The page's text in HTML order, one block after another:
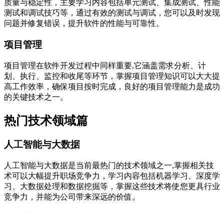
质量与稳定性，主要学习内容包括单元测试、集成测试、性能
测试和调试技巧等，通过有效的测试与调试，您可以及时发现
问题并修复错误，提升软件的性能与可靠性。
项目管理
项目管理在软件开发过程中同样重要,它涵盖需求分析、计
划、执行、监控和收尾等环节，掌握项目管理知识可以大大提
高工作效率，确保项目按时完成，良好的项目管理能力是成功
的关键技术之一。
热门技术领域篇
人工智能与大数据
人工智能与大数据是当前最热门的技术领域之一,掌握相关技
术可以大幅提升职场竞争力，学习内容包括机器学习、深度学
习、大数据处理和数据挖掘等，掌握这些技术将使您更具行业
竞争力，并能为公司带来深远的价值。